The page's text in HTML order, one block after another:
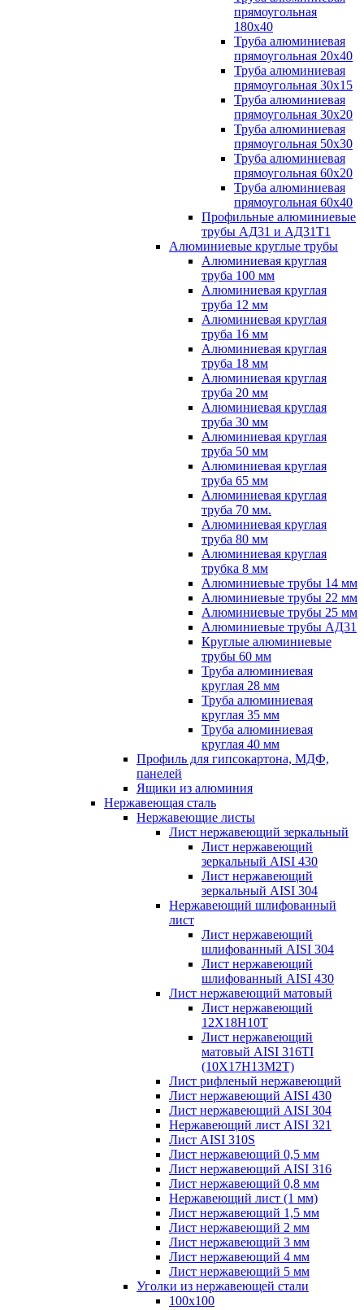
прямоугольная
180x40
Труба алюминиевая
прямоугольная 20х40
Труба алюминиевая
прямоугольная 30x15
Труба алюминиевая
прямоугольная 30х20
Труба алюминиевая
прямоугольная 50х30
Труба алюминиевая
прямоугольная 60x20
Труба алюминиевая
прямоугольная 60х40
Профильные алюминиевые
трубы АД31 и АД31Т1
Алюминиевые круглые трубы
Алюминиевая круглая
труба 100 мм
Алюминиевая круглая
труба 12 мм
Алюминиевая круглая
труба 16 мм
Алюминиевая круглая
труба 18 мм
Алюминиевая круглая
труба 20 мм
Алюминиевая круглая
труба 30 мм
Алюминиевая круглая
труба 50 мм
Алюминиевая круглая
труба 65 мм
Алюминиевая круглая
труба 70 мм.
Алюминиевая круглая
труба 80 мм
Алюминиевая круглая
трубка 8 мм
Алюминиевые трубы 14 мм
Алюминиевые трубы 22 мм
Алюминиевые трубы 25 мм
Алюминиевые трубы АД31
Круглые алюминиевые
трубы 60 мм
Труба алюминиевая
круглая 28 мм
Труба алюминиевая
круглая 35 мм
Труба алюминиевая
круглая 40 мм
Профиль для гипсокартона, МДФ,
панелей
Ящики из алюминия
Нержавеющая сталь
Нержавеющие листы
Лист нержавеющий зеркальный
Лист нержавеющий
зеркальный AISI 430
Лист нержавеющий
зеркальный AISI 304
Нержавеющий шлифованный
лист
Лист нержавеющий
шлифованный AISI 304
Лист нержавеющий
шлифованный AISI 430
Лист нержавеющий матовый
Лист нержавеющий
12X18H10T
Лист нержавеющий
матовый AISI 316TI
(10Х17Н13М2Т)
Лист рифленый нержавеющий
Лист нержавеющий AISI 430
Лист нержавеющий AISI 304
Нержавеющий лист AISI 321
Лист AISI 310S
Лист нержавеющий 0,5 мм
Лист нержавеющий AISI 316
Лист нержавеющий 0,8 мм
Нержавеющий лист (1 мм)
Лист нержавеющий 1,5 мм
Лист нержавеющий 2 мм
Лист нержавеющий 3 мм
Лист нержавеющий 4 мм
Лист нержавеющий 5 мм
Уголки из нержавеющей стали
100х100